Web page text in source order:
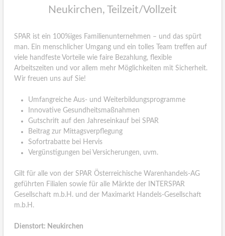
Neukirchen, Teilzeit/Vollzeit
SPAR ist ein 100%iges Familienunternehmen – und das spürt
man. Ein menschlicher Umgang und ein tolles Team treffen auf
viele handfeste Vorteile wie faire Bezahlung, flexible
Arbeitszeiten und vor allem mehr Möglichkeiten mit Sicherheit.
Wir freuen uns auf Sie!
Umfangreiche Aus- und Weiterbildungsprogramme
Innovative Gesundheitsmaßnahmen
Gutschrift auf den Jahreseinkauf bei SPAR
Beitrag zur Mittagsverpflegung
Sofortrabatte bei Hervis
Vergünstigungen bei Versicherungen, uvm.
Gilt für alle von der SPAR Österreichische Warenhandels-AG
geführten Filialen sowie für alle Märkte der INTERSPAR
Gesellschaft m.b.H. und der Maximarkt Handels-Gesellschaft
m.b.H.
Dienstort: Neukirchen